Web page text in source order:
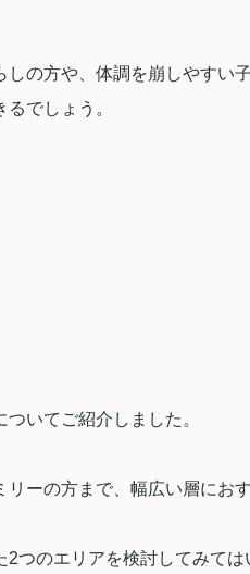
の方や、体調を崩しやすい
でしょう。
いてご紹介しました。
ーの方まで、幅広い層にお
2つのエリアを検討してみては